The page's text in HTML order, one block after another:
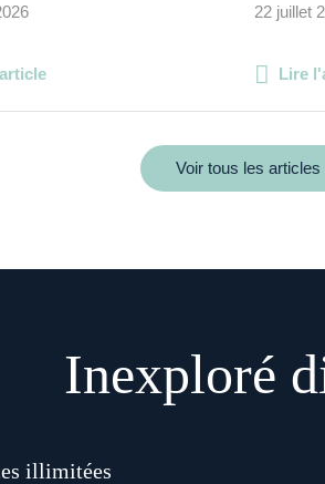
22 juillet
Lire
Voir tous les articles
Inexploré
illimitées